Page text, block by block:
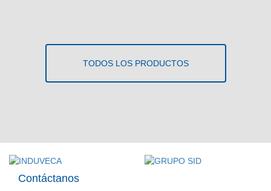
TODOS LOS PRODUCTOS
Contáctanos